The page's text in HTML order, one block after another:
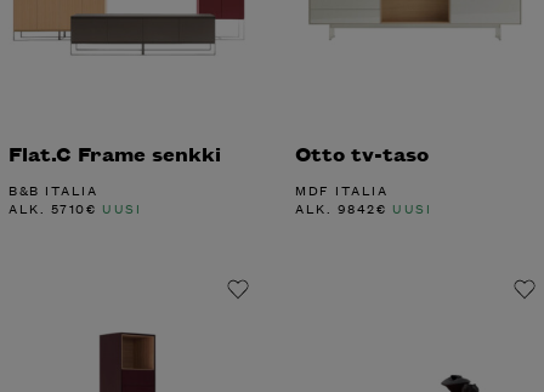
Flat.C Frame senkki
B&B ITALIA
ALK. 5710€ UUSI
Otto tv-taso
MDF ITALIA
ALK. 9842€ UUSI